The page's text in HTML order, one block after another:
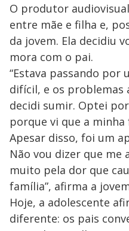
O produtor
entre mãe e filha e,
da jovem. Ela decidiu
mora com o pai.
“Estava passando
difícil, e os problemas
decidi sumir. Optei
porque vi que a
Apesar disso, foi um
Não vou dizer que me
muito pela dor que
família”, afirma a
Hoje, a adolescente
diferente: os pais